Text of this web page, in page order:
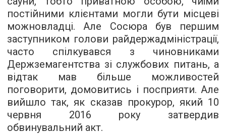
постійними клієнтами могли бути місцеві
можновладці. Але Сосюра був першим
заступником голови райдержадміністрації,
часто спілкувався з чиновниками
Держземагентства зі службових питань, а
відтак мав більше можливостей
поговорити, домовитись і посприяти. Але
вийшло так, як сказав прокурор, який 10
червня 2016 року затвердив
обвинувальний акт.